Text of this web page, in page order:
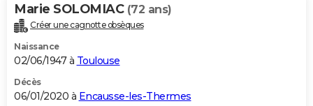
Marie SOLOMIAC (72 ans)
Créer une cagnotte obsèques
Naissance
02/06/1947 à Toulouse
Décès
06/01/2020 à Encausse-les-Thermes